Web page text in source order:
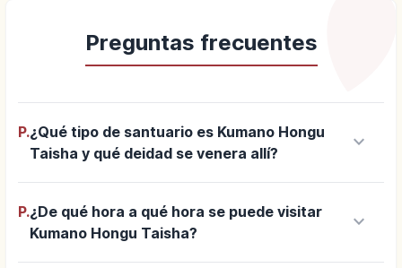
Preguntas frecuentes
P.¿Qué tipo de santuario es Kumano Hongu
Taisha y qué deidad se venera allí?
keyboard_arrow_down
P.¿De qué hora a qué hora se puede visitar
Kumano Hongu Taisha?
keyboard_arrow_down